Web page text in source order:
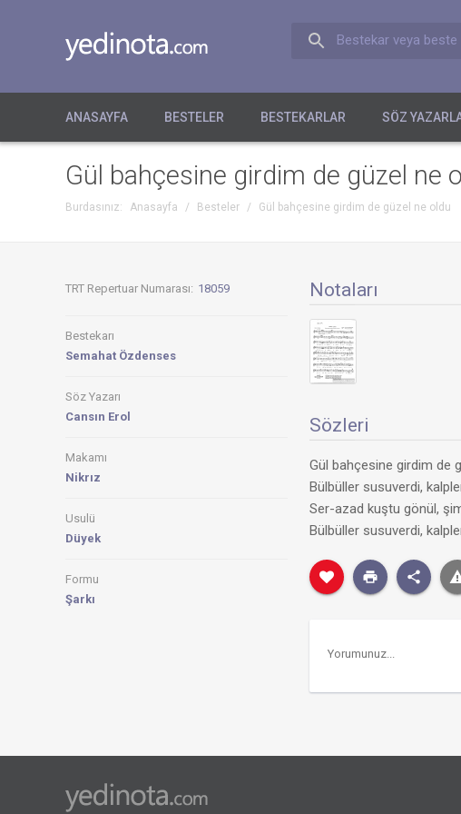
Bestekar veya beste
ANASAYFA BESTELER BESTEKARLAR SÖZ
Gül bahçesine girdim de güzel ne
Burdasınız: Anasayfa / Besteler / Gül bahçesine girdim de güzel ne oldu
TRT Repertuar Numarası: 18059
Bestekarı
Semahat Özdenses
Söz Yazarı
Cansın Erol
Makamı
Nikrız
Usulü
Düyek
Formu
Şarkı
Notaları
Sözleri
Gül bahçesine girdim de
Bülbüller susuverdi,
Ser-azad kuştu gönül,
Bülbüller susuverdi,